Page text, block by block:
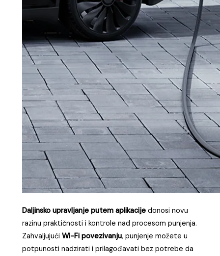
Daljinsko upravljanje putem aplikacije donosi novu
razinu praktičnosti i kontrole nad procesom punjenja.
ZahvaljujućiWi-Fi povezivanju, punjenje možete u
potpunosti nadzirati i prilagođavati bez potrebe da